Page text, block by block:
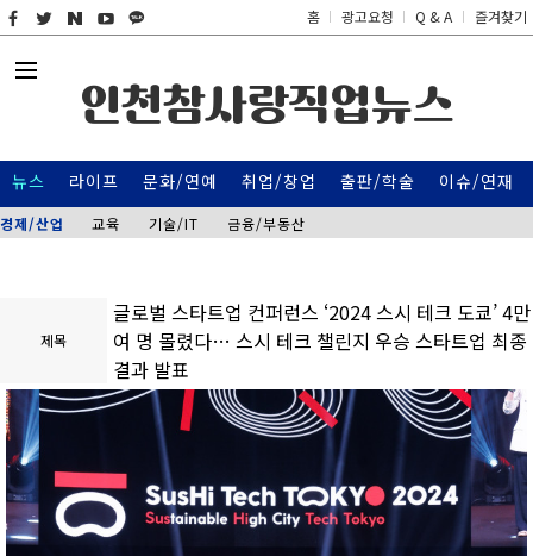
홈 광고요청 Q & A 즐겨찾기
인천참사랑직업뉴스
뉴스
경제/산업 교육 기술/IT 금융/부동산
라이프 문화/연예 취업/창업 출판/학술 이슈/연재
제목
글로벌 스타트업 컨퍼런스 ‘2024 스시 테크 도쿄’ 4만
여 명 몰렸다… 스시 테크 챌린지 우승 스타트업 최종
결과 발표